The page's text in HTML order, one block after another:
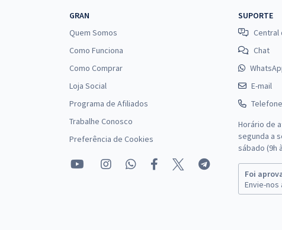
GRAN
Quem Somos
Como Funciona
Como Comprar
Loja Social
Programa de Afiliados
Trabalhe Conosco
Preferência de Cookies
SUPORTE
Central
Chat
E-mail
Horário de
segunda a
sábado (9h
Foi
Envie-nos